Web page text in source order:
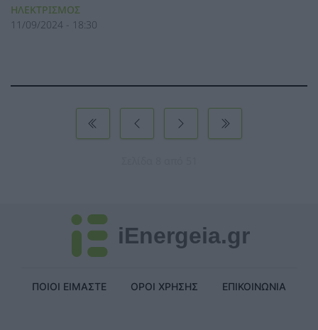
ΗΛΕΚΤΡΙΣΜΟΣ
11/09/2024 - 18:30
iEnergeia.gr
ΠΟΙΟΙ ΕΙΜΑΣΤΕ ΟΡΟΙ ΧΡΗΣΗΣ ΕΠΙΚΟΙΝΩΝΙΑ